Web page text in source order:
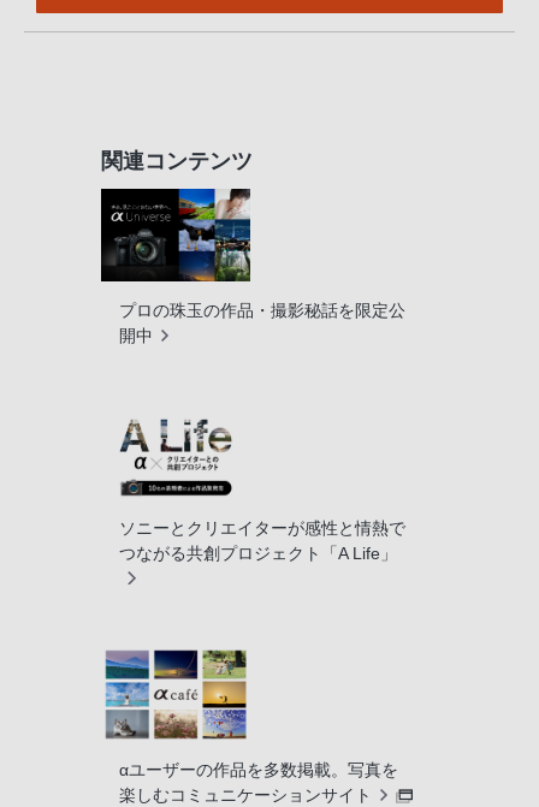
関連コンテンツ
プロの珠玉の作品・撮影秘話を限定公
開中
ソニーとクリエイターが感性と情熱で
つながる共創プロジェクト「A Life」
αユーザーの作品を多数掲載。写真を
楽しむコミュニケーションサイト